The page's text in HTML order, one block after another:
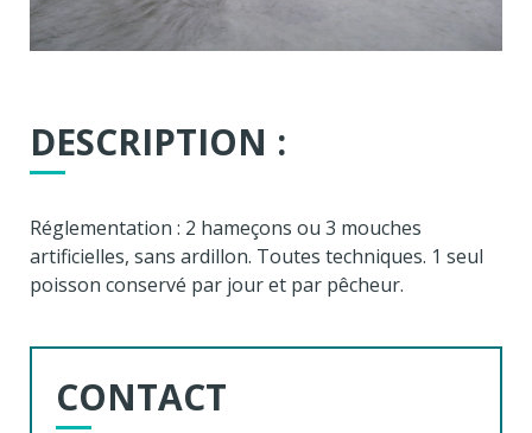
DESCRIPTION :
Réglementation : 2 hameçons ou 3 mouches
artificielles, sans ardillon. Toutes techniques. 1 seul
poisson conservé par jour et par pêcheur.
CONTACT